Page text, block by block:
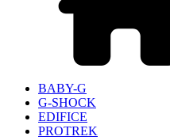
BABY-G
G-SHOCK
EDIFICE
PROTREK